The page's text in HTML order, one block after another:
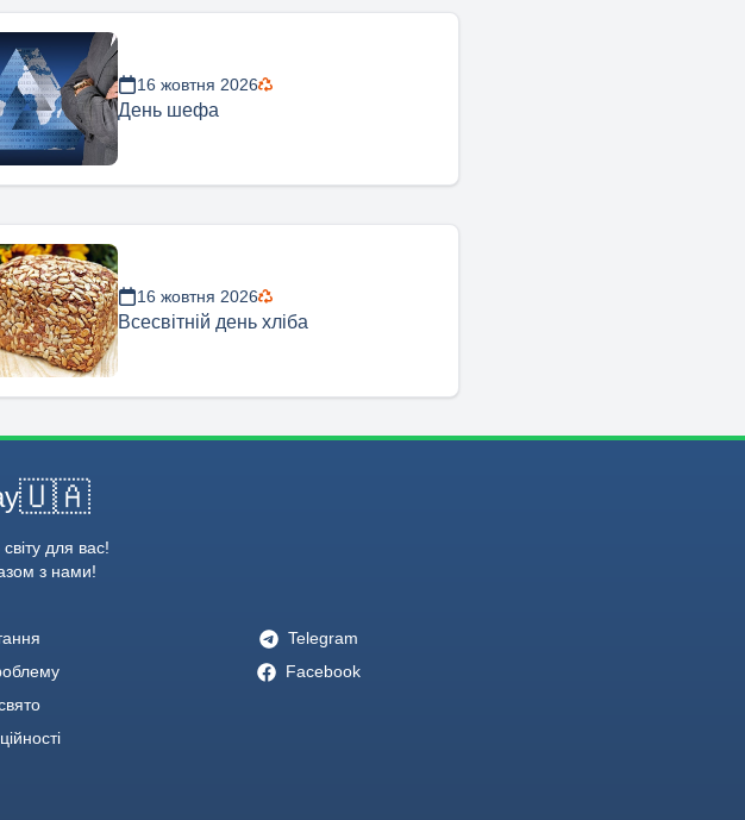
16 жовтня 2026
День шефа
16 жовтня 2026
Всесвітній день хліба
🇺🇦
для вас!
з нами!
Telegram
Facebook